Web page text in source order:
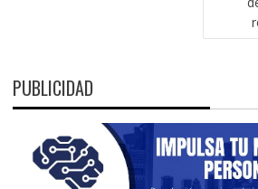
PUBLICIDAD